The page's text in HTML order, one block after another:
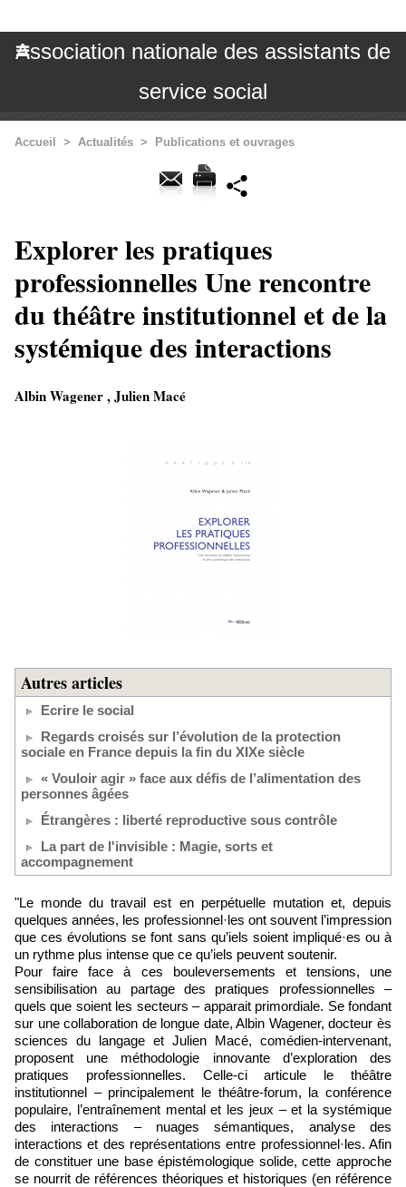
Association nationale des assistants de
service social
Accueil > Actualités > Publications et ouvrages
Explorer les pratiques
professionnelles Une rencontre
du théâtre institutionnel et de la
systémique des interactions
Albin Wagener , Julien Macé
Autres articles
Ecrire le social
Regards croisés sur l’évolution de la protection
sociale en France depuis la fin du XIXe siècle
« Vouloir agir » face aux défis de l’alimentation des
personnes âgées
Étrangères : liberté reproductive sous contrôle
La part de l'invisible : Magie, sorts et
accompagnement
"Le monde du travail est en perpétuelle mutation et, depuis
quelques années, les professionnel·les ont souvent l’impression
que ces évolutions se font sans qu’iels soient impliqué·es ou à
un rythme plus intense que ce qu’iels peuvent soutenir.
Pour faire face à ces bouleversements et tensions, une
sensibilisation au partage des pratiques professionnelles –
quels que soient les secteurs – apparait primordiale. Se fondant
sur une collaboration de longue date, Albin Wagener, docteur ès
sciences du langage et Julien Macé, comédien-intervenant,
proposent une méthodologie innovante d’exploration des
pratiques professionnelles. Celle-ci articule le théâtre
institutionnel – principalement le théâtre-forum, la conférence
populaire, l’entraînement mental et les jeux – et la systémique
des interactions – nuages sémantiques, analyse des
interactions et des représentations entre professionnel·les. Afin
de constituer une base épistémologique solide, cette approche
se nourrit de références théoriques et historiques (en référence